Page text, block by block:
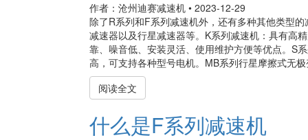
作者：沧州迪赛减速机 • 2023-12-29
除了R系列和F系列减速机外，还有多种其他类型
减速器以及行星减速器等。K系列减速机：具有高
靠、噪音低、安装灵活、使用维护方便等优点。S
高，可支持各种型号电机。MB系列行星摩擦式无
阅读全文
什么是F系列减速机